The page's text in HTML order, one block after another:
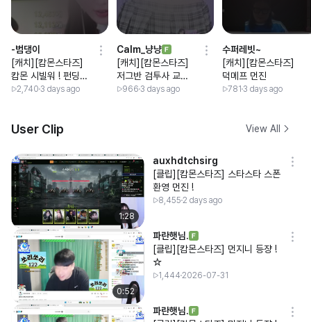
-범댕이
[캐치][캄몬스타즈]
캄몬 시빌워 ! 펀딩
도와주실 오라바니 .
2,740 3 days ago
Calm_냥냥
[캐치][캄몬스타즈]
저그반 검투사 교육
>_ < ! 스폰환영
966 3 days ago
수퍼레빗~
[캐치][캄몬스타즈]
덕메프 먼진
781 3 days ago
User Clip View All
1:28
auxhdtchsirg
[클립][캄몬스타즈] 스타스타 스폰
환영 먼진 !
8,455 2 days ago
0:52
파란햇님.
[클립][캄몬스타즈] 먼지니 등쟝 !
☆
1,444 2026-07-31
파란햇님.